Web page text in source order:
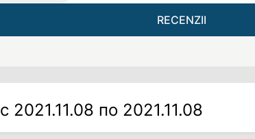
RECENZII
с 2021.11.08 по 2021.11.08